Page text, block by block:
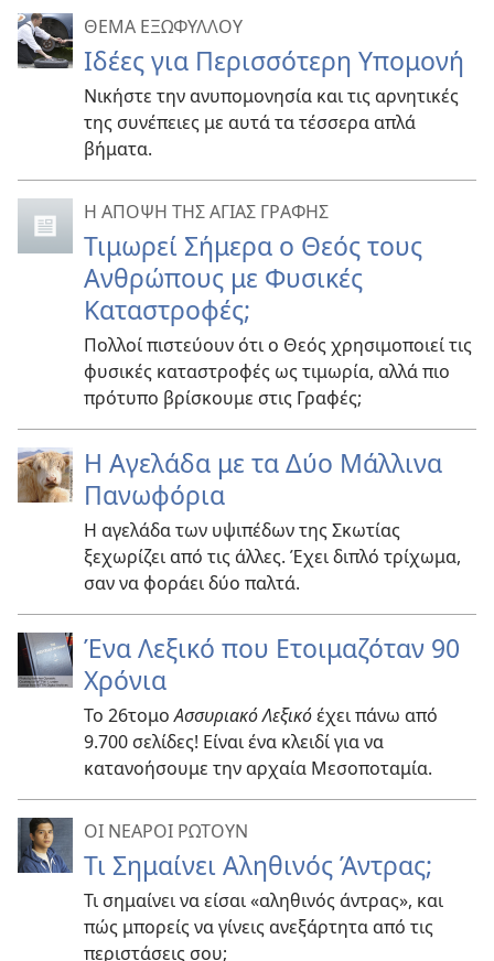
ΘΕΜΑ ΕΞΩΦΥΛΛΟΥ
Ιδέες για Περισσότερη Υπομονή
Νικήστε την ανυπομονησία και τις αρνητικές
της συνέπειες με αυτά τα τέσσερα απλά
βήματα.
Η ΑΠΟΨΗ ΤΗΣ ΑΓΙΑΣ ΓΡΑΦΗΣ
Τιμωρεί Σήμερα ο Θεός τους
Ανθρώπους με Φυσικές
Καταστροφές;
Πολλοί πιστεύουν ότι ο Θεός χρησιμοποιεί τις
φυσικές καταστροφές ως τιμωρία, αλλά πιο
πρότυπο βρίσκουμε στις Γραφές;
Η Αγελάδα με τα Δύο Μάλλινα
Πανωφόρια
Η αγελάδα των υψιπέδων της Σκωτίας
ξεχωρίζει από τις άλλες. Έχει διπλό τρίχωμα,
σαν να φοράει δύο παλτά.
Ένα Λεξικό που Ετοιμαζόταν 90
Χρόνια
Το 26τομοΑσσυριακό Λεξικόέχει πάνω από
9.700 σελίδες! Είναι ένα κλειδί για να
κατανοήσουμε την αρχαία Μεσοποταμία.
ΟΙ ΝΕΑΡΟΙ ΡΩΤΟΥΝ
Τι Σημαίνει Αληθινός Άντρας;
Τι σημαίνει να είσαι «αληθινός άντρας», και
πώς μπορείς να γίνεις ανεξάρτητα από τις
περιστάσεις σου;